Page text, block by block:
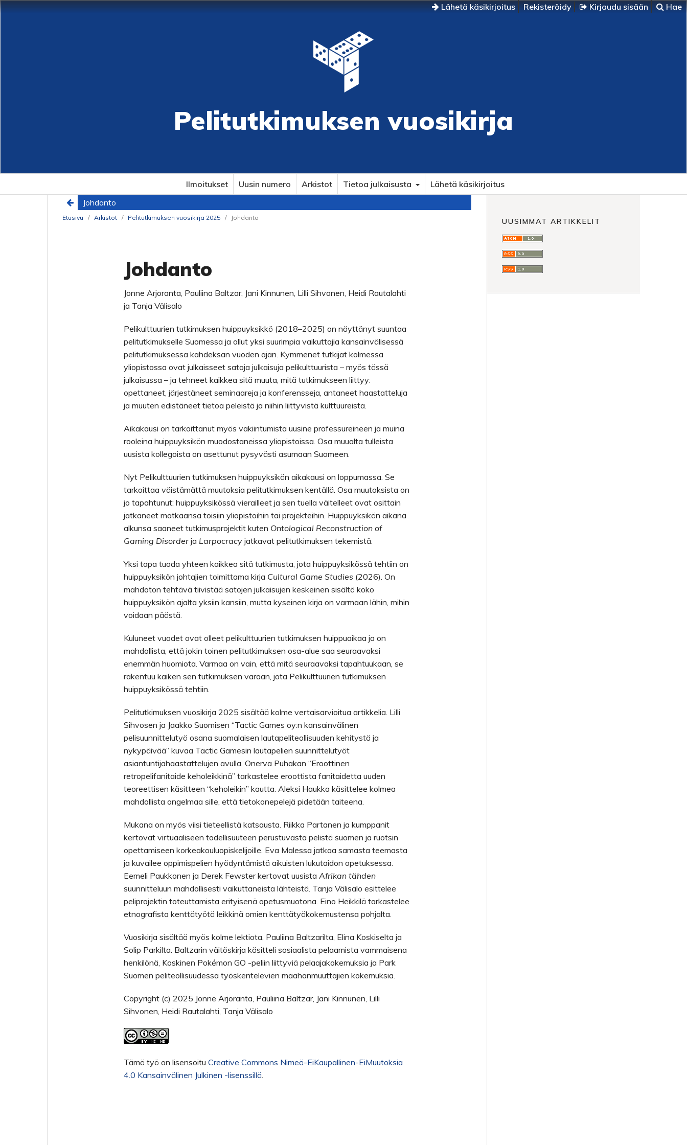
Lähetä käsikirjoitus Rekisteröidy Kirjaudu sisään Hae
Pelitutkimuksen vuosikirja
Ilmoitukset Uusin numero Arkistot Tietoa julkaisusta
Lähetä käsikirjoitus
Johdanto
Etusivu / Arkistot / Pelitutkimuksen vuosikirja 2025 / Johdanto
Johdanto
Jonne Arjoranta, Pauliina Baltzar, Jani Kinnunen, Lilli Sihvonen, Heidi Rautalahti
ja Tanja Välisalo
Pelikulttuurien tutkimuksen huippuyksikkö (2018–2025) on näyttänyt suuntaa
pelitutkimukselle Suomessa ja ollut yksi suurimpia vaikuttajia kansainvälisessä
pelitutkimuksessa kahdeksan vuoden ajan. Kymmenet tutkijat kolmessa
yliopistossa ovat julkaisseet satoja julkaisuja pelikulttuurista – myös tässä
julkaisussa – ja tehneet kaikkea sitä muuta, mitä tutkimukseen liittyy:
opettaneet, järjestäneet seminaareja ja konferensseja, antaneet haastatteluja
ja muuten edistäneet tietoa peleistä ja niihin liittyvistä kulttuureista.
Aikakausi on tarkoittanut myös vakiintumista uusine professureineen ja muina
rooleina huippuyksikön muodostaneissa yliopistoissa. Osa muualta tulleista
uusista kollegoista on asettunut pysyvästi asumaan Suomeen.
Nyt Pelikulttuurien tutkimuksen huippuyksikön aikakausi on loppumassa. Se
tarkoittaa väistämättä muutoksia pelitutkimuksen kentällä. Osa muutoksista on
jo tapahtunut: huippuyksikössä vierailleet ja sen tuella väitelleet ovat osittain
jatkaneet matkaansa toisiin yliopistoihin tai projekteihin. Huippuyksikön aikana
alkunsa saaneet tutkimusprojektit kuten Ontological Reconstruction of
Gaming Disorder ja Larpocracy jatkavat pelitutkimuksen tekemistä.
Yksi tapa tuoda yhteen kaikkea sitä tutkimusta, jota huippuyksikössä tehtiin on
huippuyksikön johtajien toimittama kirja Cultural Game Studies (2026). On
mahdoton tehtävä tiivistää satojen julkaisujen keskeinen sisältö koko
huippuyksikön ajalta yksiin kansiin, mutta kyseinen kirja on varmaan lähin, mihin
voidaan päästä.
Kuluneet vuodet ovat olleet pelikulttuurien tutkimuksen huippuaikaa ja on
mahdollista, että jokin toinen pelitutkimuksen osa-alue saa seuraavaksi
enemmän huomiota. Varmaa on vain, että mitä seuraavaksi tapahtuukaan, se
rakentuu kaiken sen tutkimuksen varaan, jota Pelikulttuurien tutkimuksen
huippuyksikössä tehtiin.
Pelitutkimuksen vuosikirja 2025 sisältää kolme vertaisarvioitua artikkelia. Lilli
Sihvosen ja Jaakko Suomisen “Tactic Games oy:n kansainvälinen
pelisuunnittelutyö osana suomalaisen lautapeliteollisuuden kehitystä ja
nykypäivää” kuvaa Tactic Gamesin lautapelien suunnittelutyöt
asiantuntijahaastattelujen avulla. Onerva Puhakan “Eroottinen
retropelifanitaide keholeikkinä” tarkastelee eroottista fanitaidetta uuden
teoreettisen käsitteen “keholeikin” kautta. Aleksi Haukka käsittelee kolmea
mahdollista ongelmaa sille, että tietokonepelejä pidetään taiteena.
Mukana on myös viisi tieteellistä katsausta. Riikka Partanen ja kumppanit
kertovat virtuaaliseen todellisuuteen perustuvasta pelistä suomen ja ruotsin
opettamiseen korkeakouluopiskelijoille. Eva Malessa jatkaa samasta teemasta
ja kuvailee oppimispelien hyödyntämistä aikuisten lukutaidon opetuksessa.
Eemeli Paukkonen ja Derek Fewster kertovat uusista Afrikan tähden
suunnitteluun mahdollisesti vaikuttaneista lähteistä. Tanja Välisalo esittelee
peliprojektin toteuttamista erityisenä opetusmuotona. Eino Heikkilä tarkastelee
etnografista kenttätyötä leikkinä omien kenttätyökokemustensa pohjalta.
Vuosikirja sisältää myös kolme lektiota, Pauliina Baltzarilta, Elina Koskiselta ja
Solip Parkilta. Baltzarin väitöskirja käsitteli sosiaalista pelaamista vammaisena
henkilönä, Koskinen Pokémon GO -peliin liittyviä pelaajakokemuksia ja Park
Suomen peliteollisuudessa työskentelevien maahanmuuttajien kokemuksia.
Copyright (c) 2025 Jonne Arjoranta, Pauliina Baltzar, Jani Kinnunen, Lilli
Sihvonen, Heidi Rautalahti, Tanja Välisalo
Tämä työ on lisensoitu Creative Commons Nimeä-EiKaupallinen-EiMuutoksia
4.0 Kansainvälinen Julkinen -lisenssillä.
UUSIMMAT ARTIKKELIT